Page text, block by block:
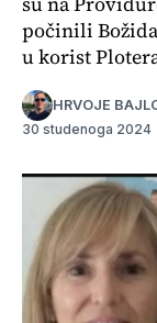
počinili
u korist
HRVOJE
30 studenoga 2024